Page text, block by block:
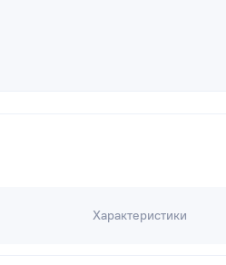
Характеристики